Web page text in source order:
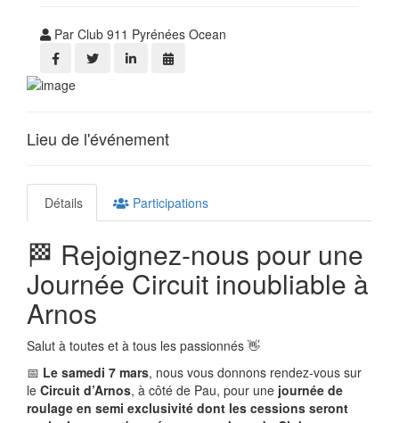
Par Club 911 Pyrénées Ocean
Lieu de l'événement
Détails Participations
🏁 Rejoignez-nous pour une
Journée Circuit inoubliable à
Arnos
Salut à toutes et à tous les passionnés 👋
📅 Le samedi 7 mars, nous vous donnons rendez-vous sur
le Circuit d’Arnos, à côté de Pau, pour une journée de
roulage en semi exclusivité dont les cessions seront